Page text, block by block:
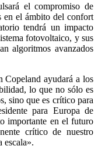
el compromiso de
en el ámbito del confort
tendrá un impacto
fotovoltaico, y sus
algoritmos avanzados
Copeland ayudará a los
lo que no sólo es
sino que es crítico para
para Europa de
importante en el futuro
crítico de nuestro
escala».